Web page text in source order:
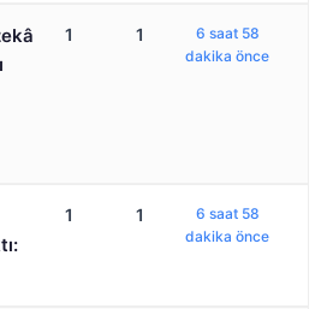
1 1
6 saat 58
dakika önce
1 1
6 saat 58
dakika önce